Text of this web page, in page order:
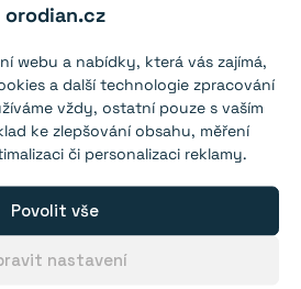
orodian.cz
webu a nabídky, která vás zajímá,
a další technologie zpracování
vždy, ostatní pouze s vaším
ke zlepšování obsahu, měření
či personalizaci reklamy.
Povolit vše
nastavení
Souhlasím
na tlačítko "Souhlasím"
Zásady cookies